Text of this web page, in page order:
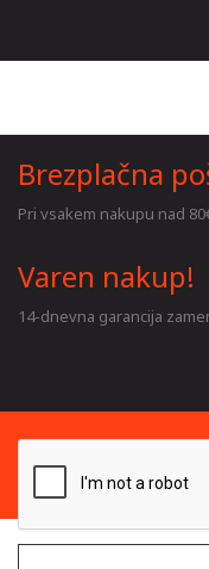
Brezplačna
Pri vsakem nakupu nad
Varen nakup!
14-dnevna garancija